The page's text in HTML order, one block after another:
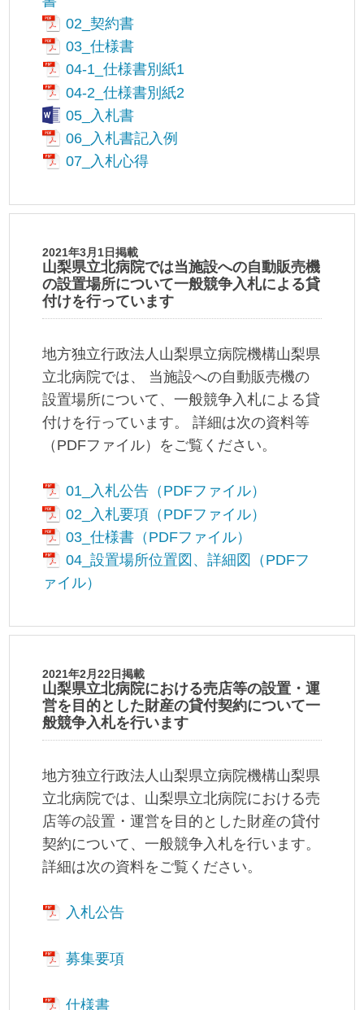
02_契約書
03_仕様書
04-1_仕様書別紙1
04-2_仕様書別紙2
05_入札書
06_入札書記入例
07_入札心得
2021年3月1日掲載
山梨県立北病院では当施設への自動販売機
の設置場所について一般競争入札による貸
付けを行っています
地方独立行政法人山梨県立病院機構山梨県
立北病院では、 当施設への自動販売機の
設置場所について、一般競争入札による貸
付けを行っています。 詳細は次の資料等
（PDFファイル）をご覧ください。
01_入札公告（PDFファイル）
02_入札要項（PDFファイル）
03_仕様書（PDFファイル）
04_設置場所位置図、詳細図（PDFフ
ァイル）
2021年2月22日掲載
山梨県立北病院における売店等の設置・運
営を目的とした財産の貸付契約について一
般競争入札を行います
地方独立行政法人山梨県立病院機構山梨県
立北病院では、山梨県立北病院における売
店等の設置・運営を目的とした財産の貸付
契約について、一般競争入札を行います。
詳細は次の資料をご覧ください。
入札公告
募集要項
仕様書